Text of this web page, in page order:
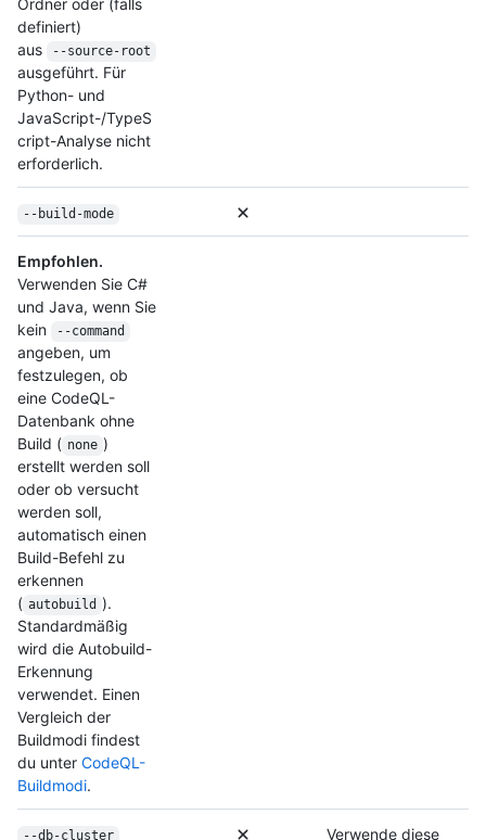
Ordner oder (falls
definiert)
aus
--source-root
ausgeführt. Für
Python- und
JavaScript-/TypeS
cript-Analyse nicht
erforderlich.
--build-mode
Empfohlen.
Verwenden Sie C#
und Java, wenn Sie
kein
--command
angeben, um
festzulegen, ob
eine CodeQL-
Datenbank ohne
Build ( none )
erstellt werden soll
oder ob versucht
werden soll,
automatisch einen
Build-Befehl zu
erkennen
( autobuild ).
Standardmäßig
wird die Autobuild-
Erkennung
verwendet. Einen
Vergleich der
Buildmodi findest
du unter CodeQL-
Buildmodi.
--db-cluster Verwende diese